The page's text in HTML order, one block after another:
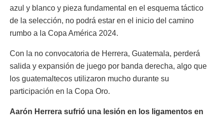
azul y blanco y pieza fundamental en el esquema táctico
de la selección, no podrá estar en el inicio del camino
rumbo a la Copa América 2024.
Con la no convocatoria de Herrera, Guatemala, perderá
salida y expansión de juego por banda derecha, algo que
los guatemaltecos utilizaron mucho durante su
participación en la Copa Oro.
Aarón Herrera sufrió una lesión en los ligamentos en